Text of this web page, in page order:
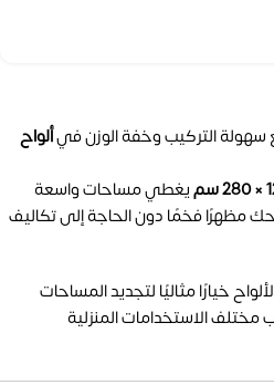
سهولة التركيب وخفة الوزن فيألواح
يغطي مساحات واسعة
مظهرًا فخمًا دون الحاجة إلى تكاليف
خيارًا مثاليًا لتجديد المساحات
مختلف الاستخدامات المنزلية